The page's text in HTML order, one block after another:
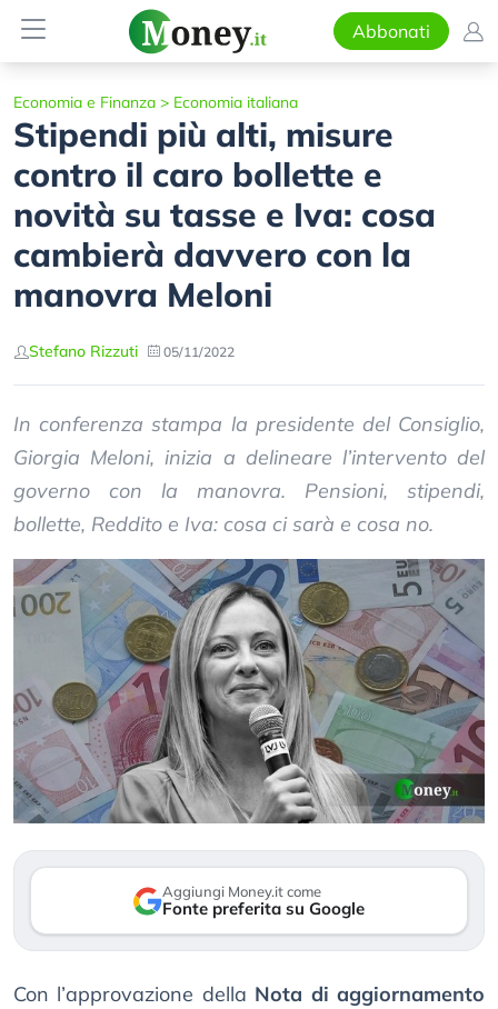
Abbonati
Economia e Finanza > Economia italiana
Stipendi più alti, misure
contro il caro bollette e
novità su tasse e Iva: cosa
cambierà davvero con la
manovra Meloni
Stefano Rizzuti 05/11/2022
In conferenza stampa la presidente del Consiglio,
Giorgia Meloni, inizia a delineare l’intervento del
governo con la manovra. Pensioni, stipendi,
bollette, Reddito e Iva: cosa ci sarà e cosa no.
Aggiungi Money.it come
Fonte preferita su Google
Con l’approvazione della Nota di aggiornamento